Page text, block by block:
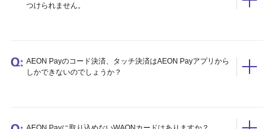
つけられません。
AEON Payのコード決済、タッチ決済はAEON Payアプリから
しかできないのでしょうか？